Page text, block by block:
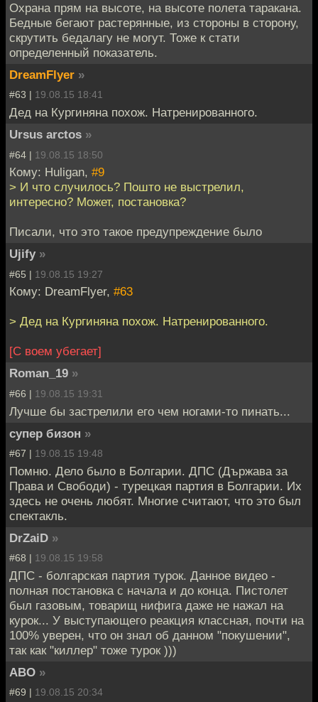
Охрана прям на высоте, на высоте полета таракана.
Бедные бегают растерянные, из стороны в сторону,
скрутить бедалагу не могут. Тоже к стати
определенный показатель.
DreamFlyer »
#63 | 19.08.15 18:41
Дед на Кургиняна похож. Натренированного.
Ursus arctos »
#64 | 19.08.15 18:50
Кому: Huligan, #9
> И что случилось? Пошто не выстрелил,
интересно? Может, постановка?
Писали, что это такое предупреждение было
Ujify »
#65 | 19.08.15 19:27
Кому: DreamFlyer, #63
> Дед на Кургиняна похож. Натренированного.
[С воем убегает]
Roman_19 »
#66 | 19.08.15 19:31
Лучше бы застрелили его чем ногами-то пинать...
супер бизон »
#67 | 19.08.15 19:48
Помню. Дело было в Болгарии. ДПС (Държава за
Права и Свободи) - турецкая партия в Болгарии. Их
здесь не очень любят. Многие считают, что это был
спектакль.
DrZaiD »
#68 | 19.08.15 19:58
ДПС - болгарская партия турок. Данное видео -
полная постановка с начала и до конца. Пистолет
был газовым, товарищ нифига даже не нажал на
курок... У выступающего реакция классная, почти на
100% уверен, что он знал об данном "покушении",
так как "киллер" тоже турок )))
ABO »
#69 | 19.08.15 20:34